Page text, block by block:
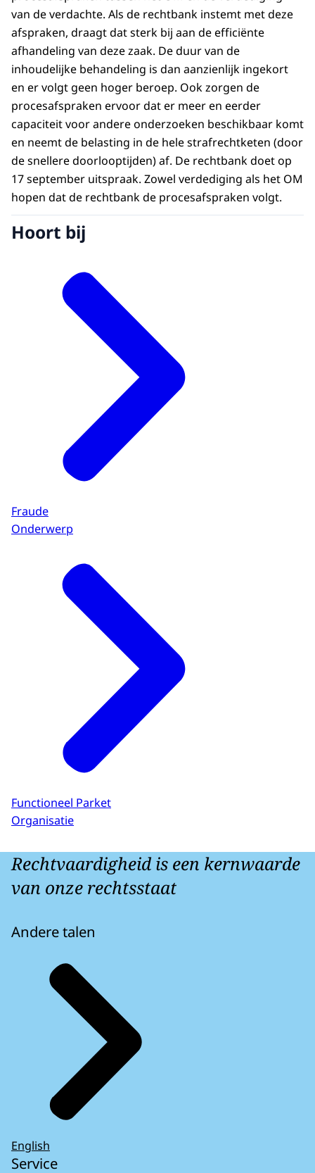
van de verdachte. Als de rechtbank instemt met deze
afspraken, draagt dat sterk bij aan de efficiënte
afhandeling van deze zaak. De duur van de
inhoudelijke behandeling is dan aanzienlijk ingekort
en er volgt geen hoger beroep. Ook zorgen de
procesafspraken ervoor dat er meer en eerder
capaciteit voor andere onderzoeken beschikbaar komt
en neemt de belasting in de hele strafrechtketen (door
de snellere doorlooptijden) af. De rechtbank doet op
17 september uitspraak. Zowel verdediging als het OM
hopen dat de rechtbank de procesafspraken volgt.
Hoort bij
Fraude
Onderwerp
Functioneel Parket
Organisatie
Rechtvaardigheid is een kernwaarde
van onze rechtsstaat
Andere talen
English
Service